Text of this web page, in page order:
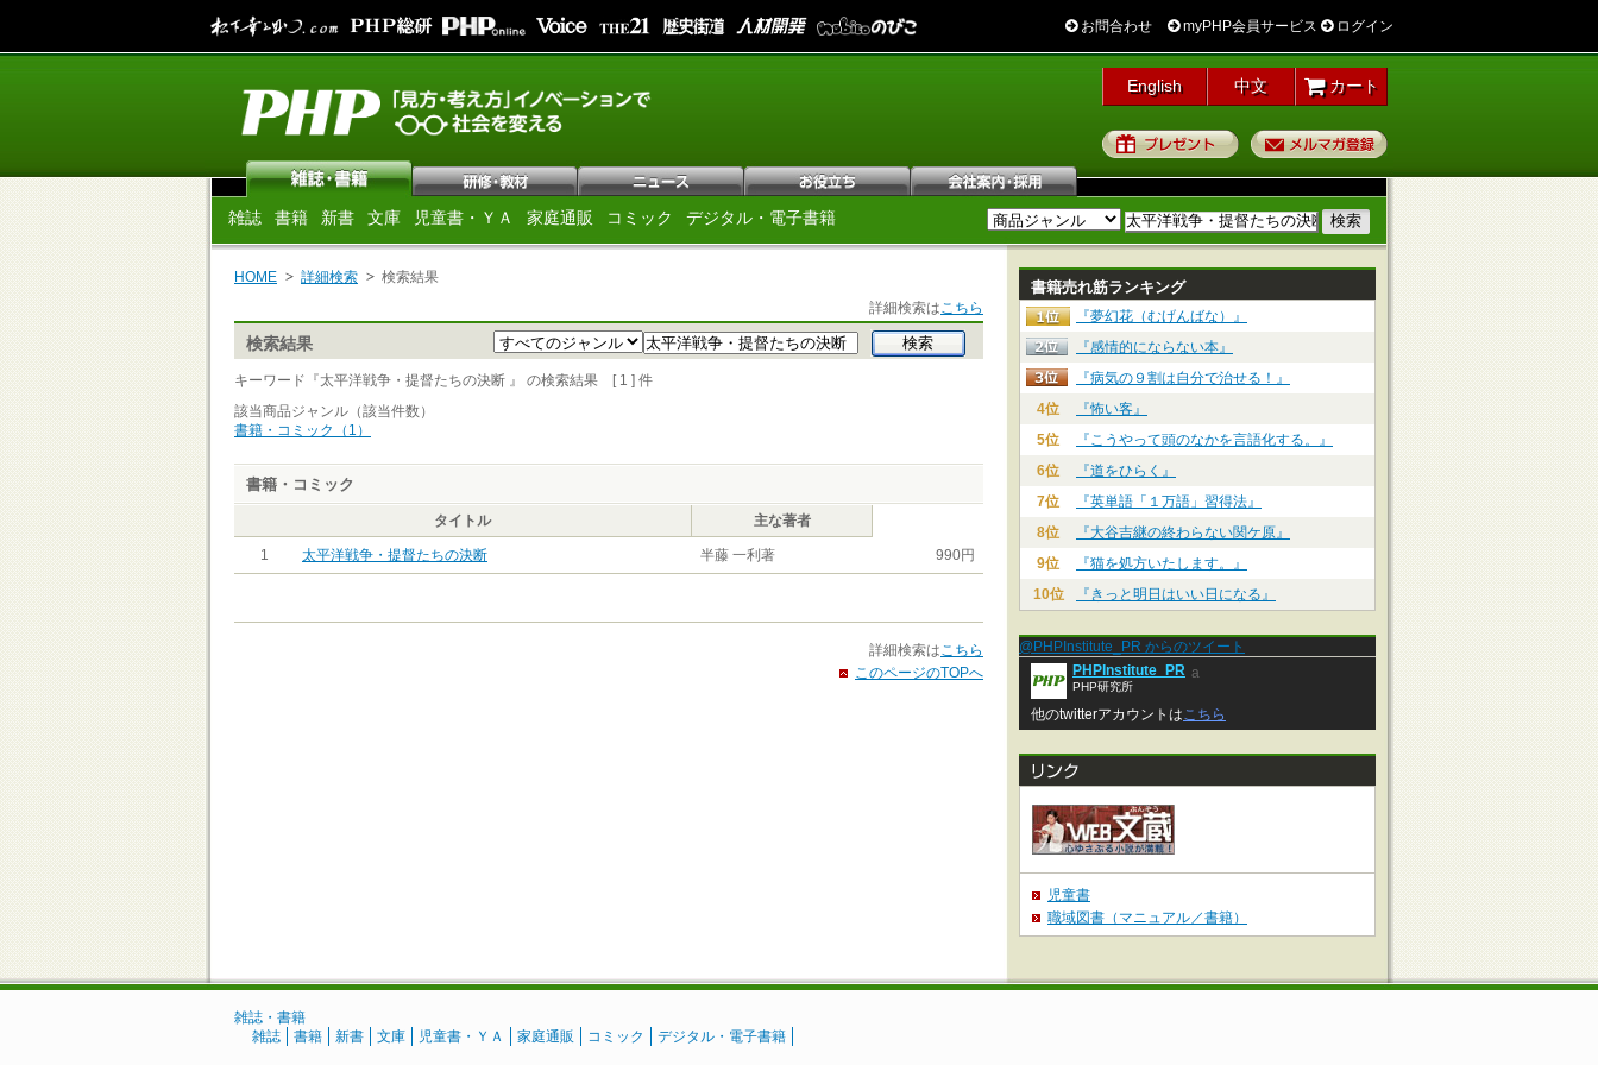
お問合わせ myPHP会員サービス ログイン
English 中文 カート
プレゼント
雑誌 書籍 新書 文庫 児童書・ＹＡ 家庭通販 コミック デジタル・電子書籍
HOME 詳細検索
検索結果
詳細検索はこちら
検索結果
キーワード『太平洋戦争・提督たちの決断 』 の検索結果 [ 1 ] 件
該当商品ジャンル（該当件数）
書籍・コミック（1）
書籍・コミック
タイトル 主な著者
1 太平洋戦争・提督たちの決断 半藤 一利著 990円
詳細検索はこちら
このページのTOPへ
書籍売れ筋ランキング
『夢幻花（むげんばな）』
『感情的にならない本』
『病気の９割は自分で治せる！』
4位
『怖い客』
5位
『こうやって頭のなかを言語化する。』
6位
『道をひらく』
7位
『英単語「１万語」習得法』
8位
『大谷吉継の終わらない関ケ原』
9位
『猫を処方いたします。』
10位
『きっと明日はいい日になる』
@PHPInstitute_PR からのツイート
PHPInstitute_PR
PHP研究所
a
他のtwitterアカウントはこちら
児童書
職域図書（マニュアル／書籍）
雑誌・書籍
雑誌
書籍 新書 文庫 児童書・ＹＡ 家庭通販 コミック デジタル・電子書籍